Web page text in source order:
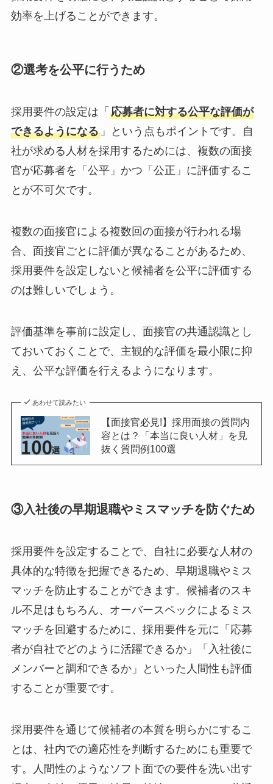
効率を上げることができます。
②選考を公平に行うため
採用要件の設定は「 応募者に対する公平な評価が
できるようになる」という点もポイントです。自
社が求める人材を採用するためには、複数の面接
官が応募者を「公平」かつ「公正」に評価するこ
とが不可欠です。
複数の面接官による複数回の面接が行われる場
合、面接官ごとに評価が異なることがあるため、
採用要件を設定しないと候補者を公平に評価する
のは難しいでしょう。
評価基準を事前に設定し、面接官の共通認識とし
ておいておくことで、主観的な評価を最小限に抑
え、公平な評価を行えるようになります。
あわせて読みたい
【面接官必見!】採用面接の質問内
容とは？「本当に良い人材」を見
抜く質問例100選
③入社後の早期退職やミスマッチを防ぐため
採用要件を設定することで、自社に必要な人材の
具体的な特徴を把握できるため、早期退職やミス
マッチを防止することができます。候補者のスキ
ル不足はもちろん、オーバースペックによるミス
マッチを回避するために、採用要件を元に「応募
者が自社でどのように活躍できるか」「入社後に
メンバーと調和できるか」といった人間性も評価
することが重要です。
採用要件を通じて候補者の本質を明らかにするこ
とは、社内での適応性を判断するためにも重要で
す。人間性のようなソフト面での要件を洗い出す